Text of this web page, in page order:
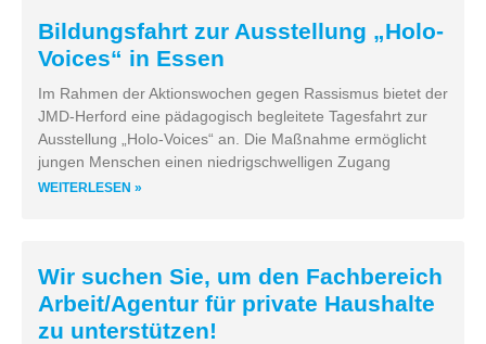
Bildungsfahrt zur Ausstellung „Holo-
Voices“ in Essen
Im Rahmen der Aktionswochen gegen Rassismus bietet der
JMD-Herford eine pädagogisch begleitete Tagesfahrt zur
Ausstellung „Holo-Voices“ an. Die Maßnahme ermöglicht
jungen Menschen einen niedrigschwelligen Zugang
WEITERLESEN »
Wir suchen Sie, um den Fachbereich
Arbeit/Agentur für private Haushalte
zu unterstützen!